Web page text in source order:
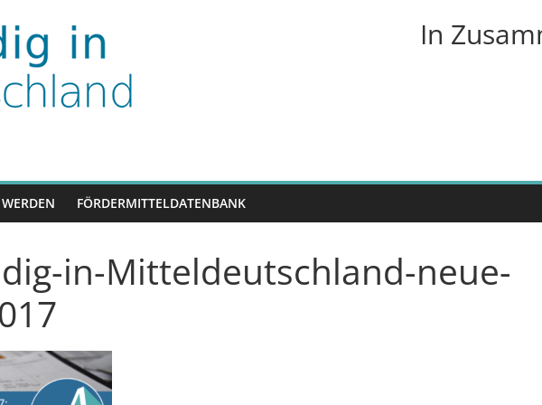
In
FÖRDERMITTELDATENBANK
in-Mitteldeutschland-neue-